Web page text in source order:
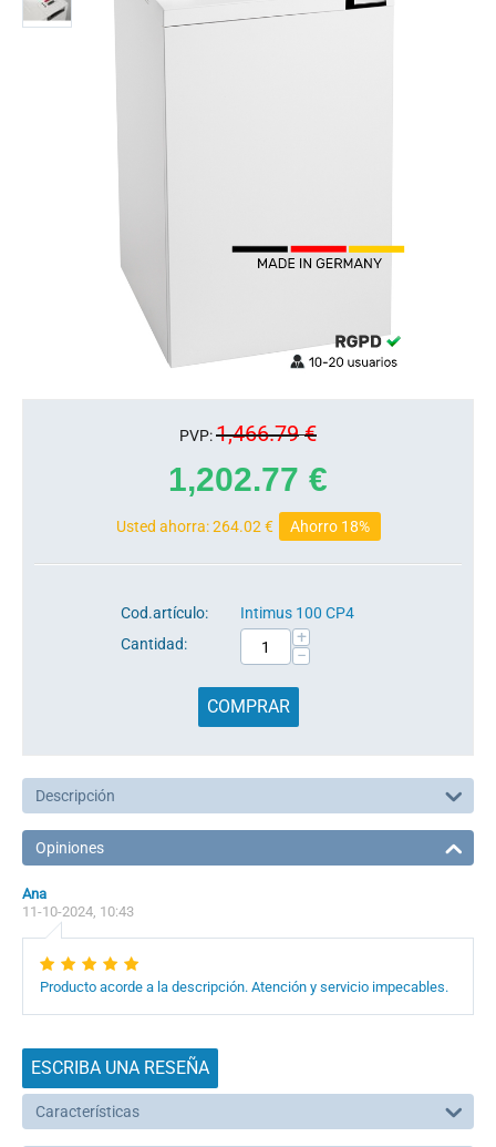
PVP:1,466.79 €
1,202.77 €
Usted ahorra:264.02€ Ahorro 18%
Cod.artículo:
Intimus 100 CP4
Cantidad:
+
−
COMPRAR
Descripción
Opiniones
Ana
11-10-2024, 10:43
Producto acorde a la descripción. Atención y servicio impecables.
ESCRIBA UNA RESEÑA
Características